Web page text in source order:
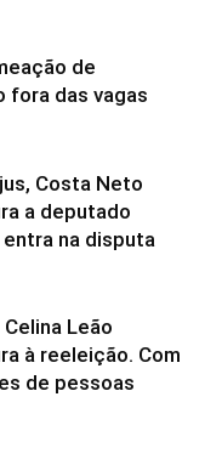
de
fora das vagas
Costa Neto
a deputado
na disputa
Leão
à reeleição. Com
de pessoas